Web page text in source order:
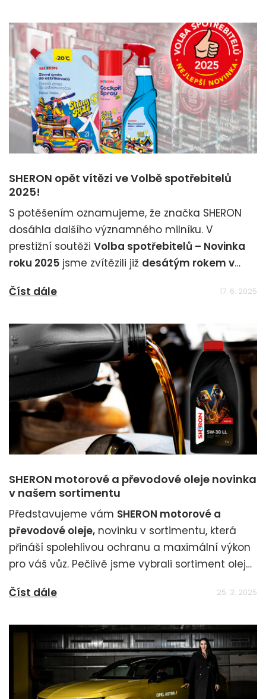
SHERON opět vítězí ve Volbě spotřebitelů
2025!
S potěšením oznamujeme, že značka SHERON
dosáhla dalšího významného milníku. V
prestižní soutěži Volba spotřebitelů – Novinka
roku 2025 jsme zvítězili již desátým rokem v
Číst dále
17. 6. 2025
SHERON motorové a převodové oleje novinka
v našem sortimentu
Představujeme vám SHERON motorové a
převodové oleje, novinku v sortimentu, která
přináší spolehlivou ochranu a maximální výkon
pro váš vůz. Pečlivě jsme vybrali sortiment olejů,
vozidel – od moderních automobilů až po starší
Číst dále 25. 3. 2025